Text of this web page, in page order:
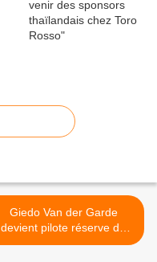
Giedo Van der Garde
devient pilote réserve de
Caterham >